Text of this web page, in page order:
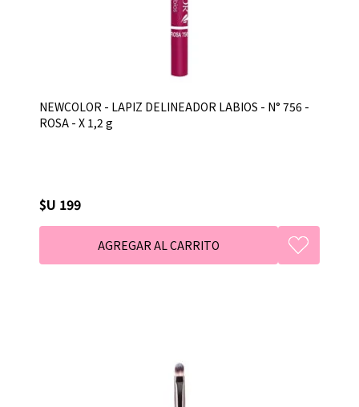
NEWCOLOR - LAPIZ DELINEADOR LABIOS - N° 756 -
ROSA - X 1,2 g
$U 199